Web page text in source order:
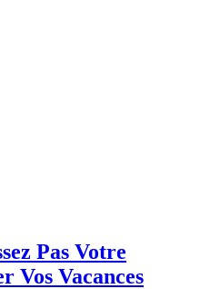
Pas Votre
Vos Vacances